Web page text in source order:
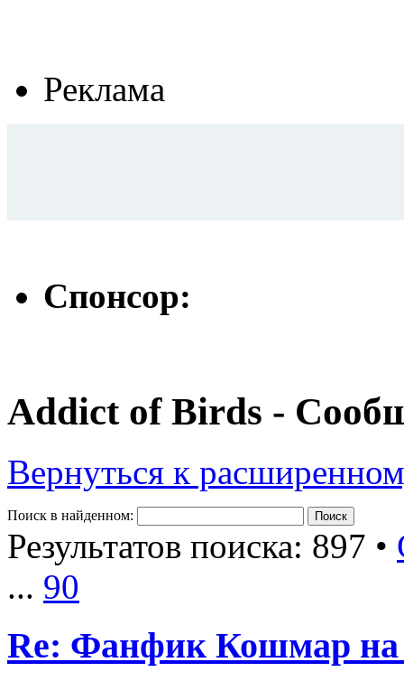
Реклама
Спонсор:
Addict of Birds -
Вернуться к
Поиск в найденном:
Результатов поиска: 897 •
... 90
Re: Фанфик Кошмар на